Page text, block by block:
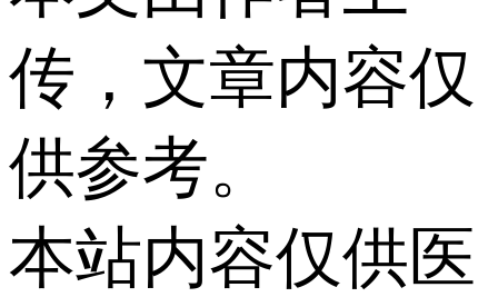
传，文章内容仅
供参考。
本站内容仅供医